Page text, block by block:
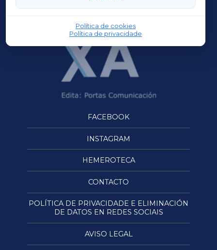
Política de cookies
Política de privacidade
OURENSEXA
FACEBOOK
INSTAGRAM
HEMEROTECA
CONTACTO
POLÍTICA DE PRIVACIDADE E ELIMINACIÓN
DE DATOS EN REDES SOCIAIS
AVISO LEGAL